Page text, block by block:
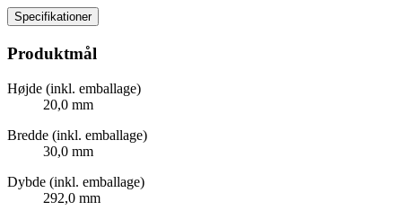
Specifikationer
Produktmål
Højde (inkl. emballage)
20,0 mm
Bredde (inkl. emballage)
30,0 mm
Dybde (inkl. emballage)
292,0 mm